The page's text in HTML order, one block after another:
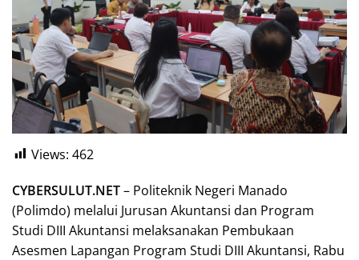
Views: 462
CYBERSULUT.NET– Politeknik Negeri Manado
(Polimdo) melalui Jurusan Akuntansi dan Program
Studi DIII Akuntansi melaksanakan Pembukaan
Asesmen Lapangan Program Studi DIII Akuntansi, Rabu